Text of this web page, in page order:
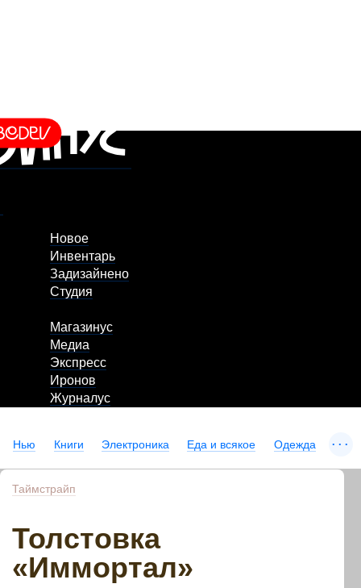
Новое
Инвентарь
Задизайнено
Студия
Магазинус
Медиа
Экспресс
Иронов
Журналус
Нью Книги Электроника Еда и всякое Одежда ...
Таймстрайп
Толстовка
«Иммортал»